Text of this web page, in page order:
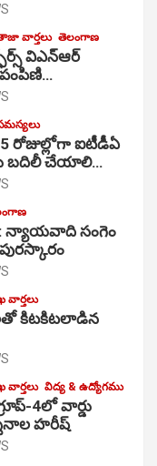
వార్తలు తెలంగాణ
విఎన్ఆర్
పంపిణి…
రోజుల్లోగా ఐటీడీఏ
కు బదిలీ చేయాలి…
న్యాయవాది సంగెం
వార్తలు
కిటకిటలాడిన
వార్తలు విద్య & ఉద్యోగము
4లో వార్డు
హరీష్